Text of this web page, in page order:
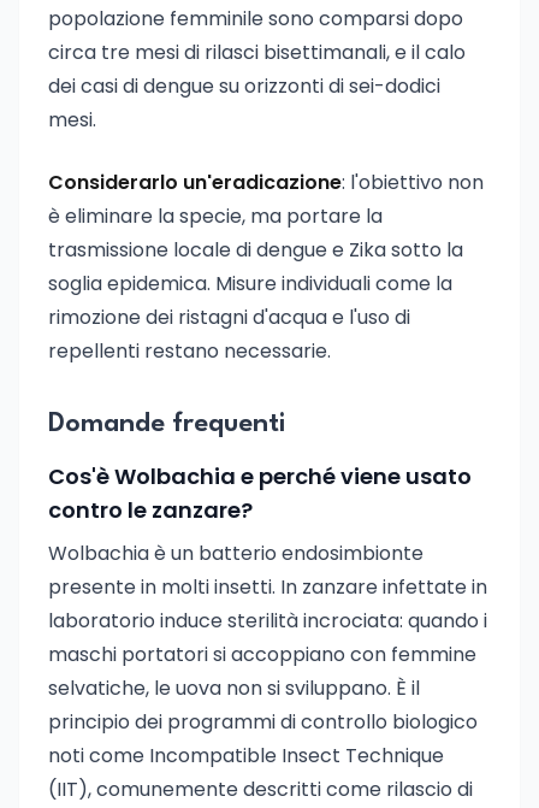
popolazione femminile sono comparsi dopo
circa tre mesi di rilasci bisettimanali, e il calo
dei casi di dengue su orizzonti di sei-dodici
mesi.
Considerarlo un'eradicazione: l'obiettivo non
è eliminare la specie, ma portare la
trasmissione locale di dengue e Zika sotto la
soglia epidemica. Misure individuali come la
rimozione dei ristagni d'acqua e l'uso di
repellenti restano necessarie.
Domande frequenti
Cos'è Wolbachia e perché viene usato
contro le zanzare?
Wolbachia è un batterio endosimbionte
presente in molti insetti. In zanzare infettate in
laboratorio induce sterilità incrociata: quando i
maschi portatori si accoppiano con femmine
selvatiche, le uova non si sviluppano. È il
principio dei programmi di controllo biologico
noti come Incompatible Insect Technique
(IIT), comunemente descritti come rilascio di